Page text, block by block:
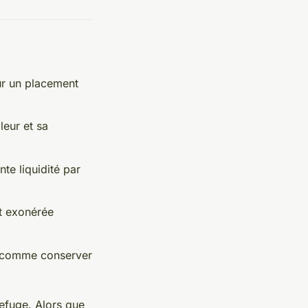
un placement
et sa
liquidité par
exonérée
conserver
Alors que